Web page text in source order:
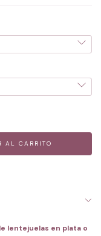
lentejuelas en plata o